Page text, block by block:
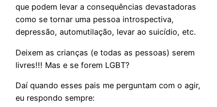
que podem levar a consequências devastadoras
como se tornar uma pessoa introspectiva,
depressão, automutilação, levar ao suicídio, etc.
Deixem as crianças (e todas as pessoas) serem
livres!!! Mas e se forem LGBT?
Daí quando esses pais me perguntam com o agir,
eu respondo sempre: